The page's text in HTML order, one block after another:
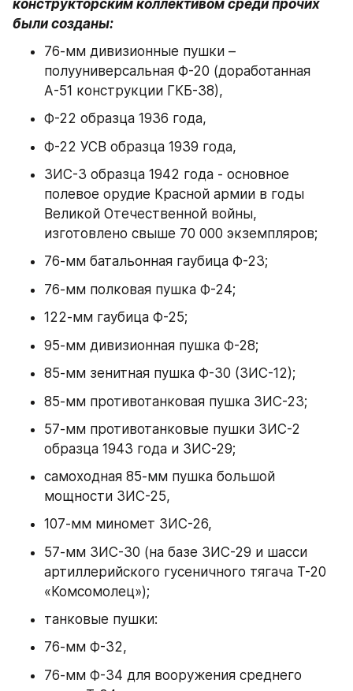
конструкторским коллективом среди прочих
были созданы:
76-мм дивизионные пушки –
полууниверсальная Ф-20 (доработанная
А-51 конструкции ГКБ-38),
Ф-22 образца 1936 года,
Ф-22 УСВ образца 1939 года,
ЗИС-3 образца 1942 года - основное
полевое орудие Красной армии в годы
Великой Отечественной войны,
изготовлено свыше 70 000 экземпляров;
76-мм батальонная гаубица Ф-23;
76-мм полковая пушка Ф-24;
122-мм гаубица Ф-25;
95-мм дивизионная пушка Ф-28;
85-мм зенитная пушка Ф-30 (ЗИС-12);
85-мм противотанковая пушка ЗИС-23;
57-мм противотанковые пушки ЗИС-2
образца 1943 года и ЗИС-29;
самоходная 85-мм пушка большой
мощности ЗИС-25,
107-мм миномет ЗИС-26,
57-мм ЗИС-30 (на базе ЗИС-29 и шасси
артиллерийского гусеничного тягача Т-20
«Комсомолец»);
танковые пушки:
76-мм Ф-32,
76-мм Ф-34 для вооружения среднего